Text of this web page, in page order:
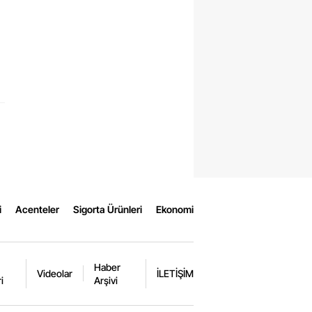
Acenteler Sigorta Ürünleri Ekonomi
Videolar
Haber
Arşivi
İLETİŞİM